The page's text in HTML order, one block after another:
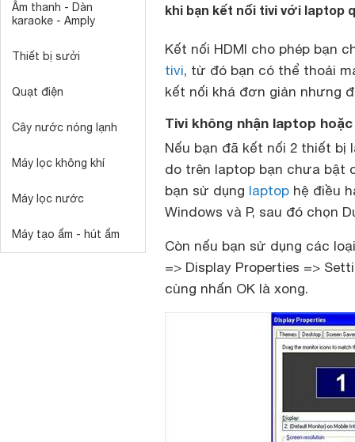
Âm thanh - Dàn
karaoke - Amply
Thiết bị sưởi
Quạt điện
Cây nước nóng lạnh
Máy lọc không khí
Máy lọc nước
Máy tạo ẩm - hút ẩm
khi bạn kết nối tivi với laptop
Kết nối HDMI cho phép bạn
tivi, từ đó bạn có thể thoải
kết nối khá đơn giản nhưng
Tivi không nhận laptop
Nếu bạn đã kết nối 2 thiết bị
do trên laptop bạn chưa bật
bạn sử dụng laptop hệ điều
Windows và P, sau đó chọn
Còn nếu bạn sử dụng các
=> Display Properties =>
cùng nhấn OK là xong.